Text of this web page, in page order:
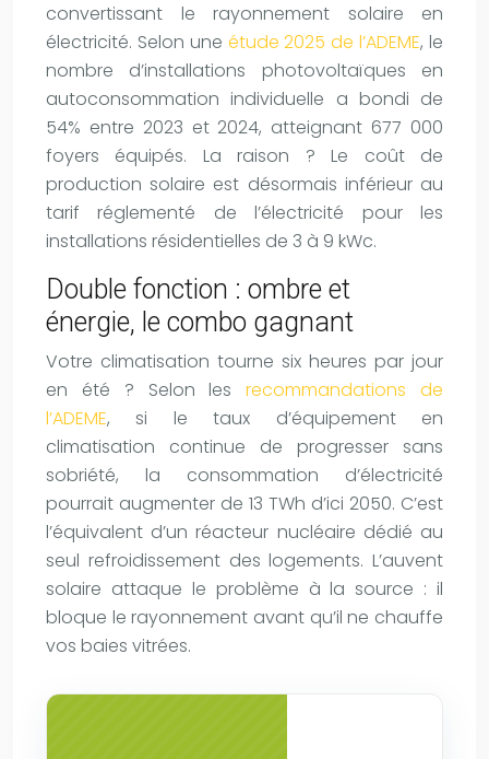
convertissant le rayonnement solaire en
électricité. Selon une étude 2025 de l’ADEME, le
nombre d’installations photovoltaïques en
autoconsommation individuelle a bondi de
54% entre 2023 et 2024, atteignant 677 000
foyers équipés. La raison ? Le coût de
production solaire est désormais inférieur au
tarif réglementé de l’électricité pour les
installations résidentielles de 3 à 9 kWc.
Double fonction : ombre et
énergie, le combo gagnant
Votre climatisation tourne six heures par jour
en été ? Selon lesrecommandations de
l’ADEME, si le taux d’équipement en
climatisation continue de progresser sans
sobriété, la consommation d’électricité
pourrait augmenter de 13 TWh d’ici 2050. C’est
l’équivalent d’un réacteur nucléaire dédié au
seul refroidissement des logements. L’auvent
solaire attaque le problème à la source : il
bloque le rayonnement avant qu’il ne chauffe
vos baies vitrées.